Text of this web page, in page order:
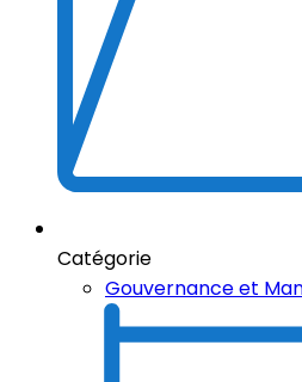
Catégorie
Gouvernance et